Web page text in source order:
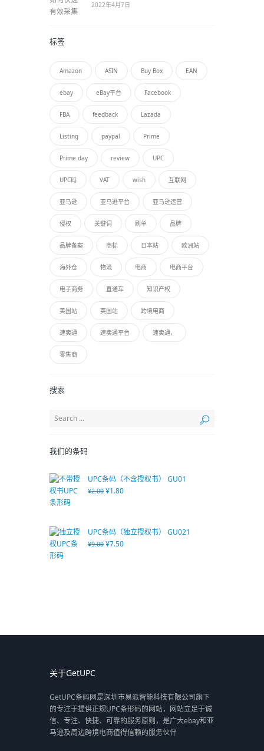
2022年4月7日
标签
Amazon ASIN Buy Box EAN
ebay eBay平台 Facebook
FBA feedback Lazada
Listing paypal Prime
Prime day review UPC
UPC码 VAT wish 互联网
亚马逊 亚马逊平台 亚马逊运营
侵权 关键词 刷单 品牌
品牌备案 商标 日本站 欧洲站
海外仓 物流 电商 电商平台
电子商务 直通车 知识产权
美国站 英国站 跨境电商
速卖通 速卖通平台 速卖通，
零售商
搜索
我们的条码
UPC条码（不含授权书） GU01
¥2.00 ¥1.80
UPC条码（独立授权书） GU021
¥9.00 ¥7.50
关于GetUPC
GetUPC条码网是深圳市易派智能科技有限公司旗下
的专注于提供正规UPC条形码的网站，网站立足于诚
信、专注、快捷、可靠的服务原则，是广大ebay和亚
马逊及周边跨境电商值得信赖的服务伙伴